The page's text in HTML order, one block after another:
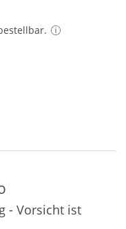
- Vorsicht ist